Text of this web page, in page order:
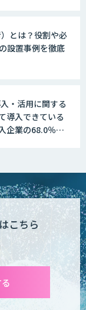
とは？役割や必
設置事例を徹底
・活用に関する
導入できている
企業の68.0％
こちら